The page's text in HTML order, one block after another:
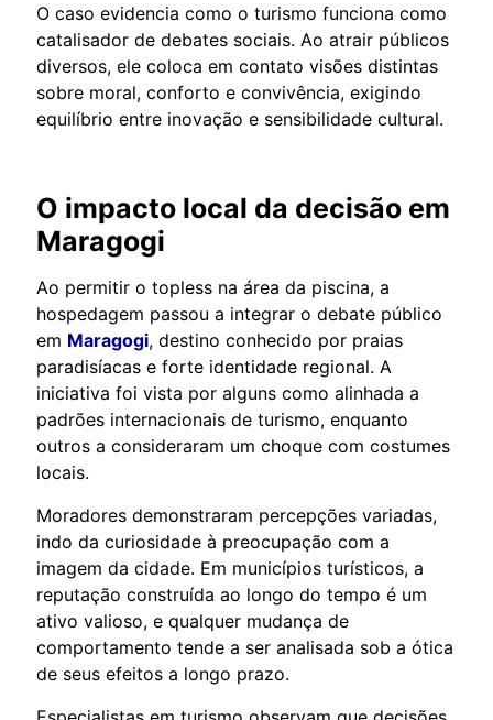
O caso evidencia como o turismo funciona como
catalisador de debates sociais. Ao atrair públicos
diversos, ele coloca em contato visões distintas
sobre moral, conforto e convivência, exigindo
equilíbrio entre inovação e sensibilidade cultural.
O impacto local da decisão em
Maragogi
Ao permitir o topless na área da piscina, a
hospedagem passou a integrar o debate público
em Maragogi, destino conhecido por praias
paradisíacas e forte identidade regional. A
iniciativa foi vista por alguns como alinhada a
padrões internacionais de turismo, enquanto
outros a consideraram um choque com costumes
locais.
Moradores demonstraram percepções variadas,
indo da curiosidade à preocupação com a
imagem da cidade. Em municípios turísticos, a
reputação construída ao longo do tempo é um
ativo valioso, e qualquer mudança de
comportamento tende a ser analisada sob a ótica
de seus efeitos a longo prazo.